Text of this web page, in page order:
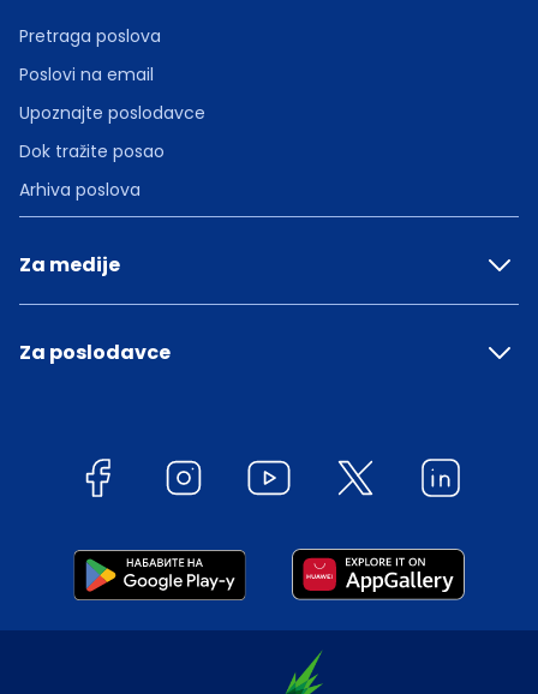
Pretraga poslova
Poslovi na email
Upoznajte poslodavce
Dok tražite posao
Arhiva poslova
Za medije
Za poslodavce